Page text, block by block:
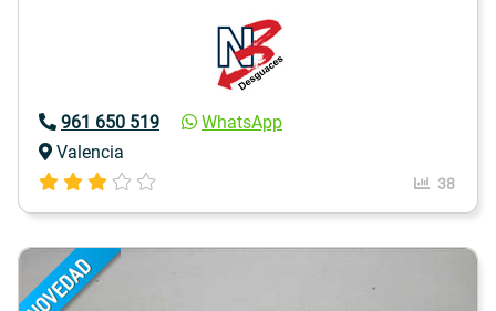
961 650 519
WhatsApp
Valencia
38